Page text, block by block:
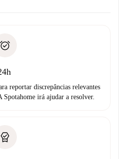
reportar discrepâncias relevantes
Spotahome irá ajudar a resolver.